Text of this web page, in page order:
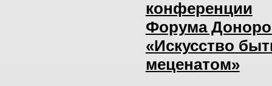
конференции
Форума
«Искусство
меценатом»